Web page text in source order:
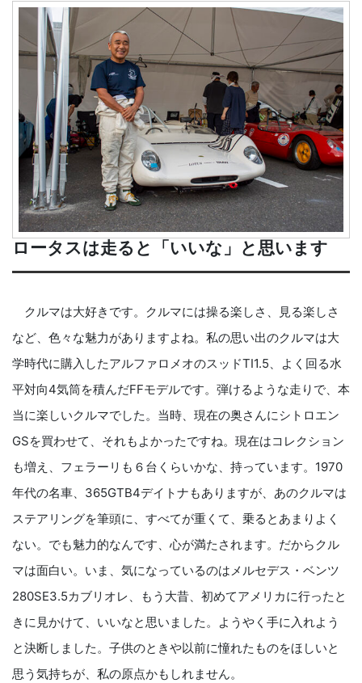
ロータスは走ると「いいな」と思います
クルマは大好きです。クルマには操る楽しさ、見る楽しさ
など、色々な魅力がありますよね。私の思い出のクルマは大
学時代に購入したアルファロメオのスッドTI1.5、よく回る水
平対向4気筒を積んだFFモデルです。弾けるような走りで、本
当に楽しいクルマでした。当時、現在の奥さんにシトロエン
GSを買わせて、それもよかったですね。現在はコレクション
も増え、フェラーリも６台くらいかな、持っています。1970
年代の名車、365GTB4デイトナもありますが、あのクルマは
ステアリングを筆頭に、すべてが重くて、乗るとあまりよく
ない。でも魅力的なんです、心が満たされます。だからクル
マは面白い。いま、気になっているのはメルセデス・ベンツ
280SE3.5カブリオレ、もう大昔、初めてアメリカに行ったと
きに見かけて、いいなと思いました。ようやく手に入れよう
と決断しました。子供のときや以前に憧れたものをほしいと
思う気持ちが、私の原点かもしれません。